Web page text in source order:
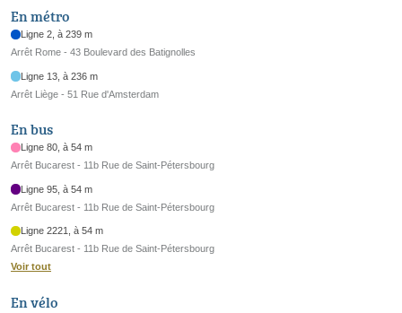
En métro
Ligne 2, à 239 m
Arrêt Rome - 43 Boulevard des Batignolles
Ligne 13, à 236 m
Arrêt Liège - 51 Rue d'Amsterdam
En bus
Ligne 80, à 54 m
Arrêt Bucarest - 11b Rue de Saint-Pétersbourg
Ligne 95, à 54 m
Arrêt Bucarest - 11b Rue de Saint-Pétersbourg
Ligne 2221, à 54 m
Arrêt Bucarest - 11b Rue de Saint-Pétersbourg
Voir tout
En vélo